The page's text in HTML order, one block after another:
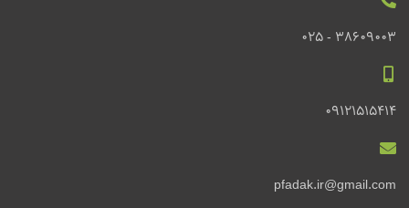
38609003 - 025
09121515414
pfadak.ir@gmail.com